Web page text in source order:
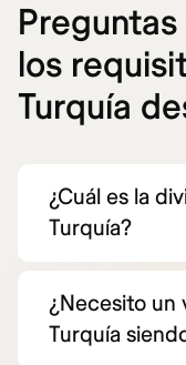
los
Turquía
¿Cuál es la
Turquía?
¿Necesito un
Turquía